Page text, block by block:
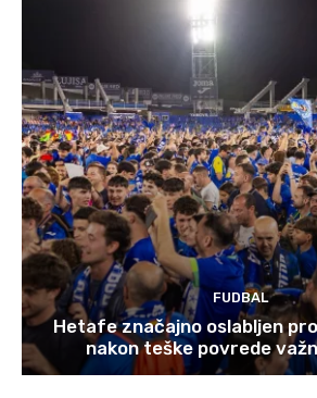
FUDBAL
Hetafe značajno oslabljen
nakon teške povrede